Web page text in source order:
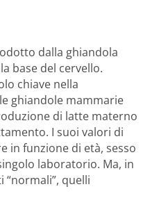
dalla ghiandola
base del cervello.
chiave nella
ghiandole mammarie
di latte materno
I suoi valori di
in funzione di età, sesso
laboratorio. Ma, in
“normali”, quelli